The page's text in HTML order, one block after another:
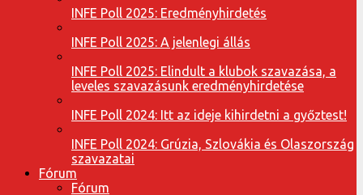
INFE Poll 2025: Eredményhirdetés
INFE Poll 2025: A jelenlegi állás
INFE Poll 2025: Elindult a klubok szavazása, a
leveles szavazásunk eredményhirdetése
INFE Poll 2024: Itt az ideje kihirdetni a győztest!
INFE Poll 2024: Grúzia, Szlovákia és Olaszország
szavazatai
Fórum
Fórum